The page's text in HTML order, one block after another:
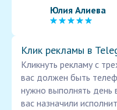
Юлия Алиева
Клик рекламы в
Кликнуть рекламу с
вас должен быть
нужно выполнять день
вас назначили